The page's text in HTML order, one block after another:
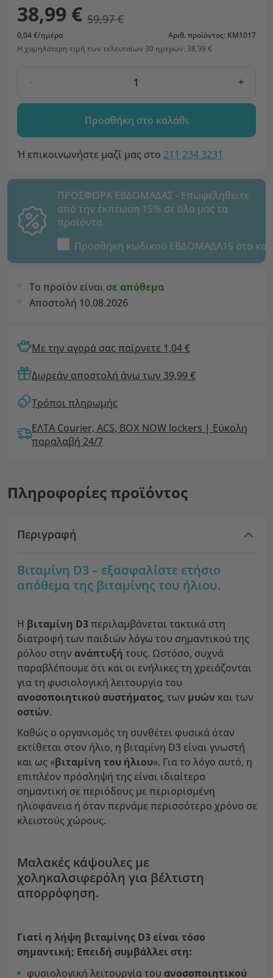
38,99 € 59,97 €
0,04 €/ημέρα
Αριθ. προϊόντος: KM1017
Η χαμηλότερη τιμή των τελευταίων 30 ημερών: 38,99 €
- +
Προσθήκη στο καλάθι
Ή επικοινωνήστε μαζί μας στο 211 234 3231
ΠΡΟΣΦΟΡΑ ΕΒΔΟΜΑΔΑΣ - Επωφεληθείτε
από την έκπτωση 15% σε όλα μας τα
προϊόντα.
Προσθήκη κωδικού ΕΒΔΟΜΑΔΑ15 στο
Το προϊόν είναι σε απόθεμα
Αποστολή 10.08.2026
Με την αγορά σας παίρνετε 1,04 €
Δωρεάν αποστολή άνω των 39,99 €
Τρόποι πληρωμής
ΕΛΤΑ Courier, ACS, BOX NOW lockers | Εύκολη
παραλαβή 24/7
Πληροφορίες προϊόντος
Περιγραφή
Βιταμίνη D3 – εξασφαλίστε ετήσιο
απόθεμα της βιταμίνης του ήλιου.
Η βιταμίνη D3περιλαμβάνεται τακτικά στη
διατροφή των παιδιών λόγω του σημαντικού της
ρόλου στην ανάπτυξή τους. Ωστόσο, συχνά
παραβλέπουμε ότι και οι ενήλικες τη χρειάζονται
για τη φυσιολογική λειτουργία του
ανοσοποιητικού συστήματος, των μυών και των
οστών.
Καθώς ο οργανισμός τη συνθέτει φυσικά όταν
εκτίθεται στον ήλιο, η βιταμίνη D3 είναι γνωστή
και ως «βιταμίνη του ήλιου». Για το λόγο αυτό, η
επιπλέον πρόσληψή της είναι ιδιαίτερα
σημαντική σε περιόδους με περιορισμένη
ηλιοφάνεια ή όταν περνάμε περισσότερο χρόνο σε
κλειστούς χώρους.
Μαλακές κάψουλες με
χοληκαλσιφερόλη για βέλτιστη
απορρόφηση.
Γιατί η λήψη βιταμίνης D3 είναι τόσο
σημαντική; Επειδή συμβάλλει στη:
φυσιολογική λειτουργία του ανοσοποιητικού